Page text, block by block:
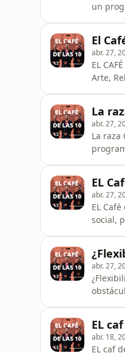
un
El
abr. 27,
EL
Arte,
La
abr. 27,
La raza
EL
abr. 27,
EL
social,
10:00
abr. 27,
las
EL
abr. 18,
EL caf